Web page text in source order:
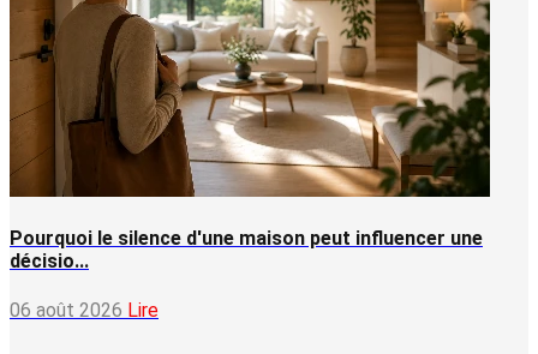
Pourquoi le silence d'une maison peut influencer une
décisio...
06 août 2026 Lire